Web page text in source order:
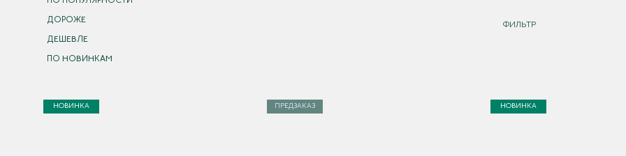
ДОРОЖЕ
ДЕШЕВЛЕ
ПО НОВИНКАМ
ФИЛЬТР
НОВИНКА ПРЕДЗАКАЗ НОВИНКА